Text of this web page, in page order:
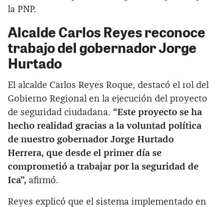
la PNP.
Alcalde Carlos Reyes reconoce
trabajo del gobernador Jorge
Hurtado
El alcalde Carlos Reyes Roque, destacó el rol del
Gobierno Regional en la ejecución del proyecto
de seguridad ciudadana. “Este proyecto se ha
hecho realidad gracias a la voluntad política
de nuestro gobernador Jorge Hurtado
Herrera, que desde el primer día se
comprometió a trabajar por la seguridad de
Ica”, afirmó.
Reyes explicó que el sistema implementado en